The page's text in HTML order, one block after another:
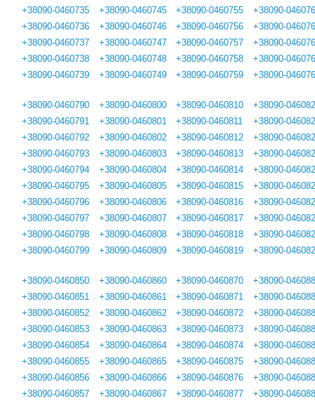
+38090-0460735
+38090-0460736
+38090-0460737
+38090-0460738
+38090-0460739
+38090-0460745
+38090-0460746
+38090-0460747
+38090-0460748
+38090-0460749
+38090-0460755
+38090-0460756
+38090-0460757
+38090-0460758
+38090-0460759
+38090-
+38090-
+38090-
+38090-
+38090-
+38090-0460790
+38090-0460791
+38090-0460792
+38090-0460793
+38090-0460794
+38090-0460795
+38090-0460796
+38090-0460797
+38090-0460798
+38090-0460799
+38090-0460800
+38090-0460801
+38090-0460802
+38090-0460803
+38090-0460804
+38090-0460805
+38090-0460806
+38090-0460807
+38090-0460808
+38090-0460809
+38090-0460810
+38090-0460811
+38090-0460812
+38090-0460813
+38090-0460814
+38090-0460815
+38090-0460816
+38090-0460817
+38090-0460818
+38090-0460819
+38090-
+38090-
+38090-
+38090-
+38090-
+38090-
+38090-
+38090-
+38090-
+38090-
+38090-0460850
+38090-0460851
+38090-0460852
+38090-0460853
+38090-0460854
+38090-0460855
+38090-0460856
+38090-0460857
+38090-0460860
+38090-0460861
+38090-0460862
+38090-0460863
+38090-0460864
+38090-0460865
+38090-0460866
+38090-0460867
+38090-0460870
+38090-0460871
+38090-0460872
+38090-0460873
+38090-0460874
+38090-0460875
+38090-0460876
+38090-0460877
+38090-
+38090-
+38090-
+38090-
+38090-
+38090-
+38090-
+38090-